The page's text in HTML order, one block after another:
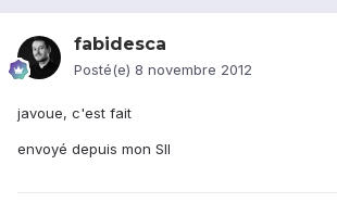
fabidesca
Posté(e) 8 novembre 2012
javoue, c'est fait
envoyé depuis mon SII